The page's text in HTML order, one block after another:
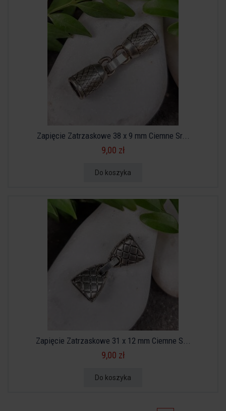
Zapięcie Zatrzaskowe 38 x 9 mm Ciemne Sr...
9,00 zł
Do koszyka
Zapięcie Zatrzaskowe 31 x 12 mm Ciemne S...
9,00 zł
Do koszyka